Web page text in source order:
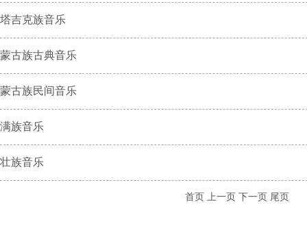
塔吉克族音乐
蒙古族古典音乐
蒙古族民间音乐
满族音乐
壮族音乐
首页 上一页 下一页 尾页